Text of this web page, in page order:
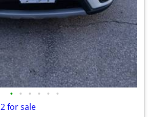
• • • • • •
for sale